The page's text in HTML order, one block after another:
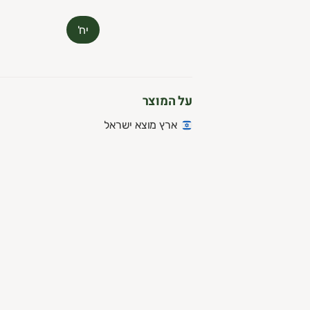
יח'
על המוצר
ארץ מוצא ישראל